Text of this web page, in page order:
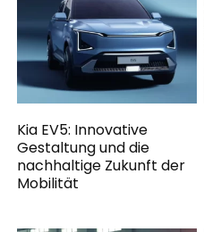
Kia EV5: Innovative
Gestaltung und die
nachhaltige Zukunft der
Mobilität